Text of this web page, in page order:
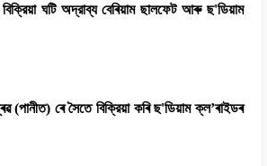
ঘটি অদ্রাব্য বেৰিয়াম ছালফেট আৰু ছ'ডিয়াম
(পানীত) ৰে সৈতে বিক্রিয়া কৰি ছ'ডিয়াম ক্ল’ৰাইডৰ